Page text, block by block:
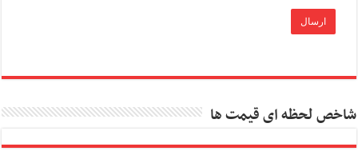
شاخص لحظه ای قیمت ها